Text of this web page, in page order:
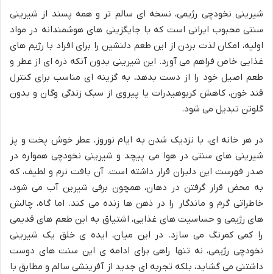
شیرینی نخودچی رژیمی، نسخه ای سالم تر و همه پسند از شیرینی
سنتی محبوب ایرانی است که با جایگزینی های هوشمندانه در مواد
اولیه، امکان لذت بردن از این طعم دلنشین را برای افراد با رژیم های
غذایی خاص فراهم می آورد. این شیرینی بدون آنکه ذره ای از عطر و
طعم اصیل خود را از دست بدهد، به گزینه ای مناسب برای کنترل
قند خون، کاهش کربوهیدرات یا پیروی از سبک زندگی وگان و بدون
گلوتن تبدیل می شود.
در هر خانه ای، با نزدیک شدن به ایام نوروز، عطر خوش پخت و پز
شیرینی های سنتی در هوا می پیچد و شیرینی نخودچی همواره در
صدر فهرست این دلبران قرار داشته است. آن بافت نرم و لطیف، که
به محض قرار گرفتن در دهان، همچون برفی شیرین آب می شود،
خاطراتی گرم و ماندگار را در ذهن ها زنده می کند. اما گاه، چالش
های رژیمی و حساسیت های غذایی، اشتیاق به این طعم های قدیمی
را کمی کمرنگ می سازد. در این میان، ایده ی خلق یک شیرینی
نخودچی رژیمی، نه تنها راهی برای ادامه ی این سنت های دوست
داشتنی می گشاید، بلکه تجربه ای جدید از آفرینشی سالم و مطابق با